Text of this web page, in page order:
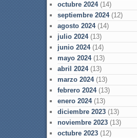
octubre 2024(14)
septiembre 2024(12)
agosto 2024(14)
julio 2024(13)
junio 2024(14)
mayo 2024(13)
abril 2024(13)
marzo 2024(13)
febrero 2024(13)
enero 2024(13)
diciembre 2023(13)
noviembre 2023(13)
octubre 2023(12)